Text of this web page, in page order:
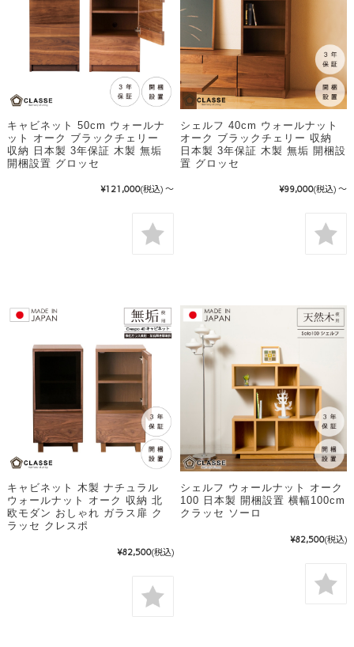
キャビネット 50cm ウォールナ
ット オーク ブラックチェリー
収納 日本製 3年保証 木製 無垢
開梱設置 グロッセ
¥121,000(税込) ～
シェルフ 40cm ウォールナット
オーク ブラックチェリー 収納
日本製 3年保証 木製 無垢 開梱設
置 グロッセ
¥99,000(税込) ～
キャビネット 木製 ナチュラル
ウォールナット オーク 収納 北
欧モダン おしゃれ ガラス扉 ク
ラッセ クレスポ
¥82,500(税込)
シェルフ ウォールナット オーク
100 日本製 開梱設置 横幅100cm
クラッセ ソーロ
¥82,500(税込)